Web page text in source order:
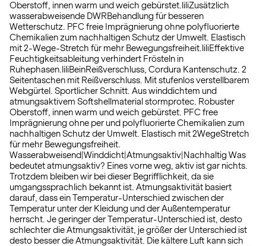
Oberstoff, innen warm und weich gebürstet.liliZusätzlich
wasserabweisende DWRBehandlung für besseren
Wetterschutz. PFC freie Imprägnierung ohne polyfluorierte
Chemikalien zum nachhaltigen Schutz der Umwelt. Elastisch
mit 2-Wege-Stretch für mehr Bewegungsfreiheit.liliEffektive
Feuchtigkeitsableitung verhindert Frösteln in
Ruhephasen.liliBeinReißverschluss, Cordura Kantenschutz. 2
Seitentaschen mit Reißverschluss. Mit stufenlos verstellbarem
Webgürtel. Sportlicher Schnitt. Aus winddichtem und
atmungsaktivem Softshellmaterial stormprotec. Robuster
Oberstoff, innen warm und weich gebürstet. PFC free
Imprägnierung ohne per und polyfluorierte Chemikalien zum
nachhaltigen Schutz der Umwelt. Elastisch mit 2WegeStretch
für mehr Bewegungsfreiheit.
Wasserabweisend|Winddicht|Atmungsaktiv|Nachhaltig Was
bedeutet atmungsaktiv? Eines vorne weg, aktiv ist gar nichts.
Trotzdem bleiben wir bei dieser Begrifflichkeit, da sie
umgangssprachlich bekannt ist. Atmungsaktivität basiert
darauf, dass ein Temperatur-Unterschied zwischen der
Temperatur unter der Kleidung und der Außentemperatur
herrscht. Je geringer der Temperatur-Unterschied ist, desto
schlechter die Atmungsaktivität, je größer der Unterschied ist
desto besser die Atmungsaktivität. Die kältere Luft kann sich